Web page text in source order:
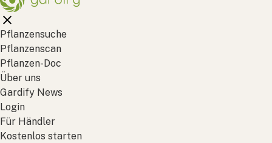
Pflanzensuche
Pflanzenscan
Pflanzen-Doc
Über uns
Gardify News
Login
Für Händler
Kostenlos starten